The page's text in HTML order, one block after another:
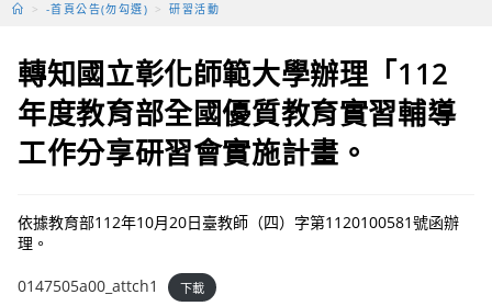
> -首頁公告(勿勾選) > 研習活動
轉知國立彰化師範大學辦理「112
年度教育部全國優質教育實習輔導
工作分享研習會實施計畫。
依據教育部112年10月20日臺教師（四）字第1120100581號函辦
理。
0147505a00_attch1 下載